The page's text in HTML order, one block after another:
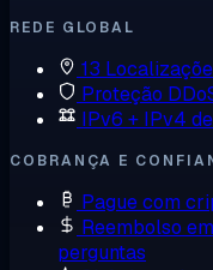
REDE GLOBAL
13
Proteção
IPv6 + IPv4
COBRANÇA E
Pague com
Reembolso
perguntas